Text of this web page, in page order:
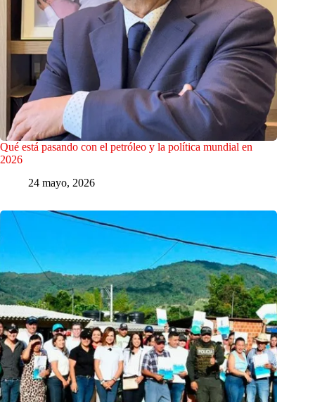
Qué está pasando con el petróleo y la política mundial en
2026
24 mayo, 2026